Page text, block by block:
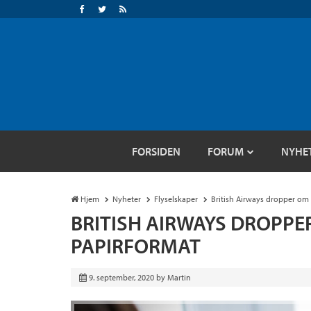
FORSIDEN FORUM
Hjem Nyheter Flyselskaper British Airways dropper
BRITISH AIRWAYS
PAPIRFORMAT
9. september, 2020 by Martin